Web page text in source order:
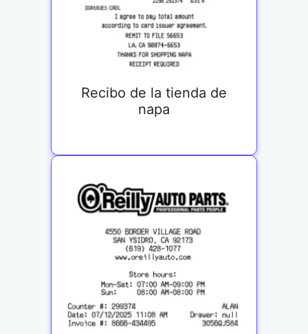
Recibo de la tienda de
napa